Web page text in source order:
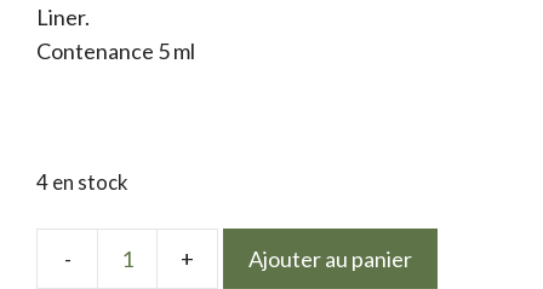
Liner.
Contenance 5 ml
4 en stock
quantité
Ajouter au panier